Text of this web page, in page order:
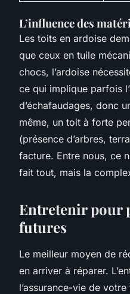
L’influence des
Les toits en ardoise
que ceux en tuile
chocs, l’ardoise
ce qui implique parfois
d’échafaudages, donc
même, un toit à forte
(présence d’arbres,
facture. Entre nous, ce
fait tout, mais la
Entretenir pour
futures
Le meilleur moyen de
en arriver à réparer.
l’assurance-vie de